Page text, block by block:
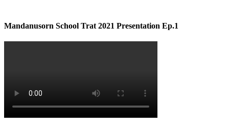
Mandanusorn School Trat 2021 Presentation Ep.1